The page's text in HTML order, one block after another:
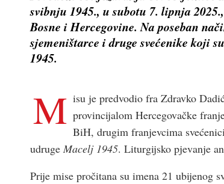
svibnju 1945., u subotu 7. lipnja
Bosne i Hercegovine. Na poseban
sjemeništarce i druge svećenike koji
1945.
M isu je predvodio fra Zdravko
provincijalom Hercegovačke
BiH, drugim franjevcima
udruge Macelj 1945. Liturgijsko pjevanje
Prije mise pročitana su imena 21 ubijenog